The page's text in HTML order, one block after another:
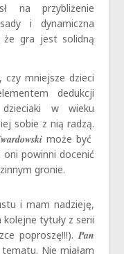
na przybliżenie
i dynamiczna
że gra jest solidną
mniejsze dzieci
dedukcji
w wieku
sobie z nią radzą.
może być
powinni docenić
gronie.
i mam nadzieję,
tytuły z serii
poproszę!!!).Pan
Nie miałam